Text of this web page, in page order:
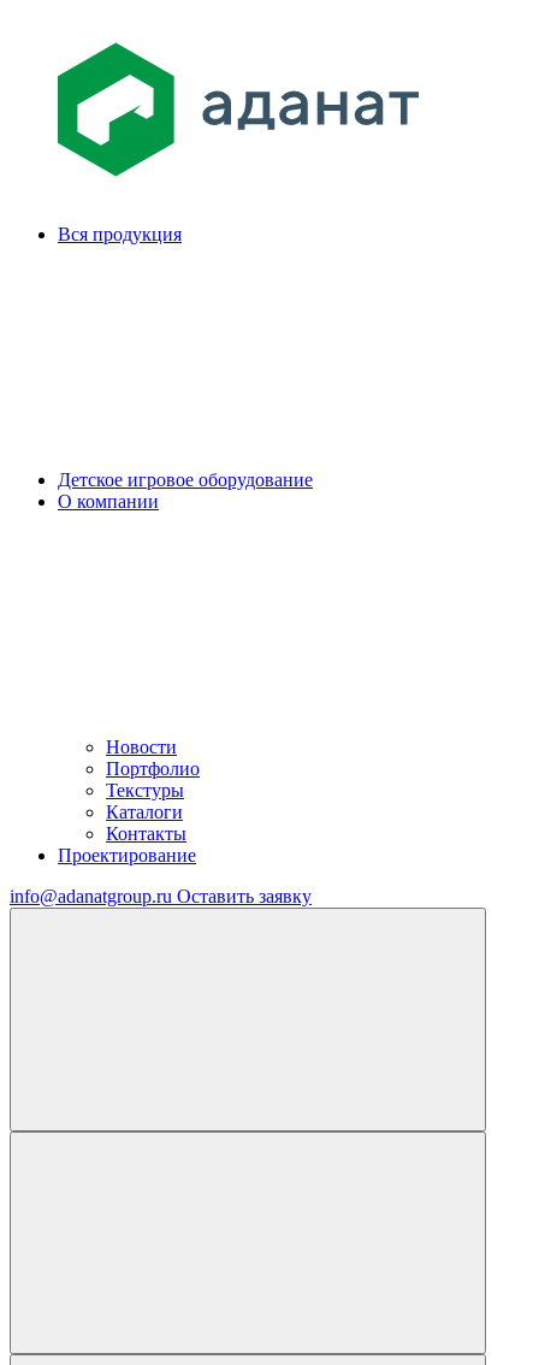
Вся продукция
Детское игровое оборудование
О компании
Новости
Портфолио
Текстуры
Каталоги
Контакты
Проектирование
info@adanatgroup.ru Оставить заявку